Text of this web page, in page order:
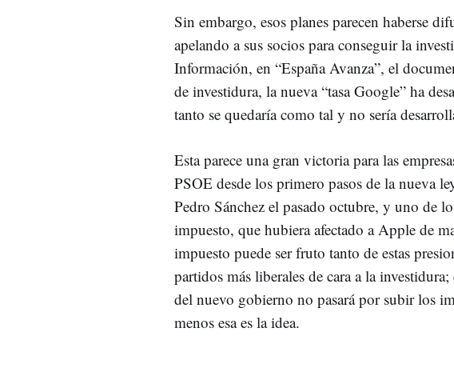
Sin embargo, esos planes parecen haberse
apelando a sus socios para conseguir la
Información, en “España Avanza”, el
de investidura, la nueva “tasa Google” ha
tanto se quedaría como tal y no sería
Esta parece una gran victoria para las
PSOE desde los primero pasos de la nueva
Pedro Sánchez el pasado octubre, y uno de
impuesto, que hubiera afectado a Apple de
impuesto puede ser fruto tanto de estas
partidos más liberales de cara a la
del nuevo gobierno no pasará por subir los
menos esa es la idea.